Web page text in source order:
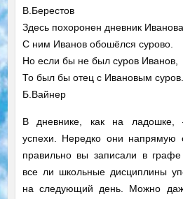
В.Берестов
Здесь похоронен дневник Иванова.
С ним Иванов обошёлся сурово.
Но если бы не был суров Иванов,
То был бы отец с Ивановым суров.
Б.Вайнер
В дневнике, как на ладошке,
успехи. Нередко они напрямую
правильно вы записали в
все ли школьные дисциплины
на следующий день. Можно